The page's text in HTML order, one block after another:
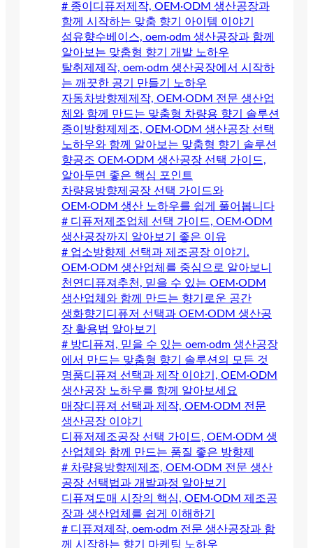
# 종이디퓨저제작, OEM·ODM 생산공장과
함께 시작하는 맞춤 향기 아이템 이야기
섬유향수베이스, oem·odm 생산공장과 함께
알아보는 맞춤형 향기 개발 노하우
탈취제제작, oem·odm 생산공장에서 시작하
는 깨끗한 공기 만들기 노하우
자동차방향제제작, OEM·ODM 전문 생산업
체와 함께 만드는 맞춤형 차량용 향기 솔루션
종이방향제제조, OEM·ODM 생산공장 선택
노하우와 함께 알아보는 맞춤형 향기 솔루션
향공조 OEM·ODM 생산공장 선택 가이드,
알아두면 좋은 핵심 포인트
차량용방향제공장 선택 가이드와
OEM·ODM 생산 노하우를 쉽게 풀어봅니다
# 디퓨저제조업체 선택 가이드, OEM·ODM
생산공장까지 알아보기 좋은 이유
# 업소방향제 선택과 제조공장 이야기.
OEM·ODM 생산업체를 중심으로 알아보니
천연디퓨져추천, 믿을 수 있는 OEM·ODM
생산업체와 함께 만드는 향기로운 공간
생화향기디퓨저 선택과 OEM·ODM 생산공
장 활용법 알아보기
# 방디퓨져, 믿을 수 있는 oem·odm 생산공장
에서 만드는 맞춤형 향기 솔루션의 모든 것
명품디퓨져 선택과 제작 이야기, OEM·ODM
생산공장 노하우를 함께 알아보세요
매장디퓨져 선택과 제작, OEM·ODM 전문
생산공장 이야기
디퓨저제조공장 선택 가이드, OEM·ODM 생
산업체와 함께 만드는 품질 좋은 방향제
# 차량용방향제제조, OEM·ODM 전문 생산
공장 선택법과 개발과정 알아보기
디퓨져도매 시장의 핵심, OEM·ODM 제조공
장과 생산업체를 쉽게 이해하기
# 디퓨져제작, oem·odm 전문 생산공장과 함
께 시작하는 향기 마케팅 노하우